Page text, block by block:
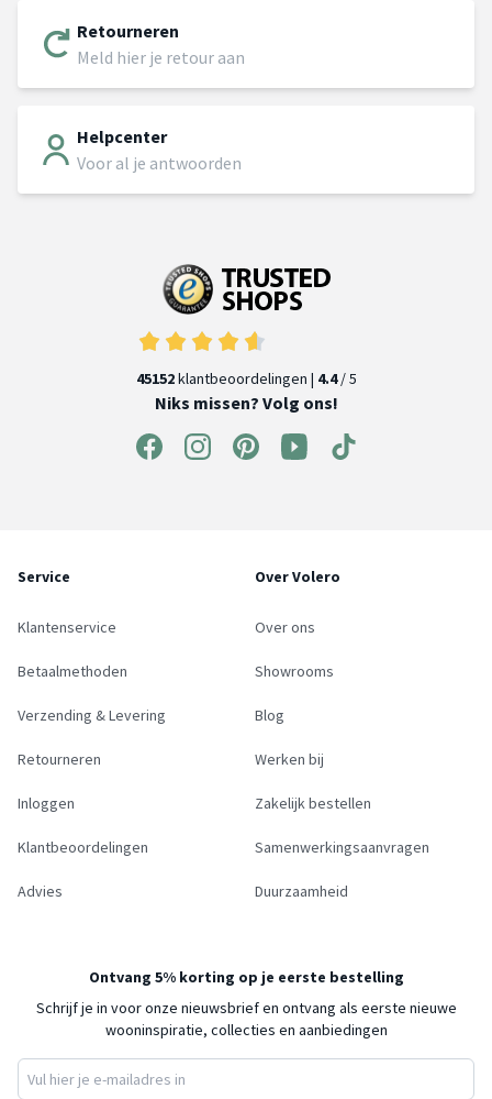
Retourneren
Meld hier je retour aan
Helpcenter
Voor al je antwoorden
45152klantbeoordelingen | 4.4/ 5
Niks missen? Volg ons!
Service
Klantenservice
Betaalmethoden
Verzending & Levering
Retourneren
Inloggen
Klantbeoordelingen
Advies
Over Volero
Over ons
Showrooms
Blog
Werken bij
Zakelijk bestellen
Samenwerkingsaanvragen
Duurzaamheid
Ontvang 5% korting op je eerste bestelling
Schrijf je in voor onze nieuwsbrief en ontvang als eerste nieuwe
wooninspiratie, collecties en aanbiedingen